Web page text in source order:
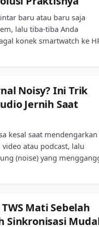
baru atau baru saja
lalu tiba-tiba Anda
konek smartwatch ke
Noisy? Ini Trik
Jernih Saat
kesal saat mendengarkan
atau podcast, lalu
(noise) yang
Mati Sebelah
Sinkronisasi